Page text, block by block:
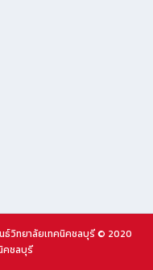
ธ์วิทยาลัยเทคนิคชลบุรี © 2020
คชลบุรี